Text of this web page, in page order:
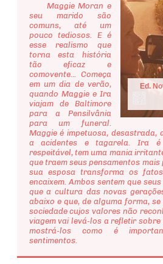
Ed.
Maggie Moran e
seu marido são
comuns, até um
pouco tediosos. E é
esse realismo que
torna esta história
tão eficaz e
comovente... Começa
em um dia de verão,
quando Maggie e Ira
viajam de Baltimore
para a Pensilvânia
para um funeral.
Maggie é impetuosa, desastrada,
a acidentes e tagarela. Ira é
respeitável, tem uma mania
que traem seus pensamentos
sua esposa transforma os
encaixem. Ambos sentem que
que a cultura das novas
abaixo e que, de alguma forma,
sociedade cujos valores não
viagem vai levá-los a refletir
mostrá-los como é
sentimentos.